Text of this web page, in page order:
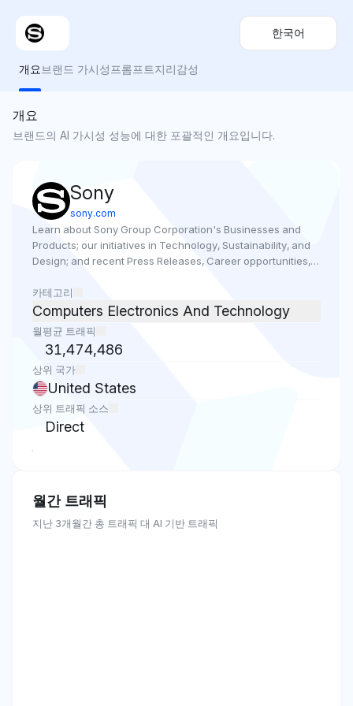
한국어
개요 브랜드 가시성 프롬프트지리감성
개요
브랜드의 AI 가시성 성능에 대한 포괄적인 개요입니다.
Sony
sony.com
Learn about Sony Group Corporation's Businesses and
Products; our initiatives in Technology, Sustainability, and
Design; and recent Press Releases, Career opportunities,
카테고리
Computers Electronics And Technology
월평균 트래픽
31,474,486
상위 국가
United States
상위 트래픽 소스
Direct
월간 트래픽
지난 3개월간 총 트래픽 대 AI 기반 트래픽